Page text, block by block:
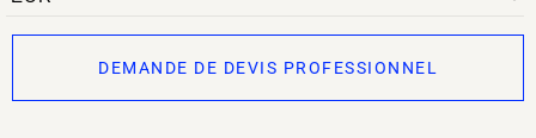
DEMANDE DE DEVIS PROFESSIONNEL